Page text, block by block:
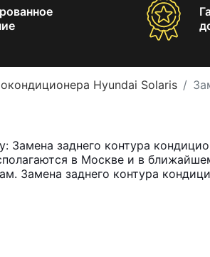
Hyundai Solaris
Замена заднего контура
в Москве и в
Замена заднего контура